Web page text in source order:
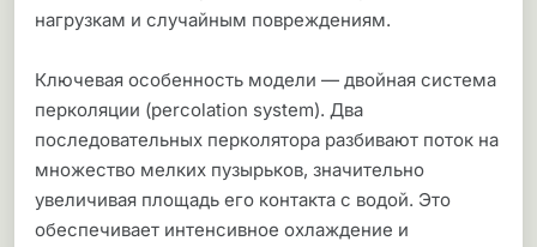
нагрузкам и случайным повреждениям.
Ключевая особенность модели — двойная система
перколяции (percolation system). Два
последовательных перколятора разбивают поток на
множество мелких пузырьков, значительно
увеличивая площадь его контакта с водой. Это
обеспечивает интенсивное охлаждение и